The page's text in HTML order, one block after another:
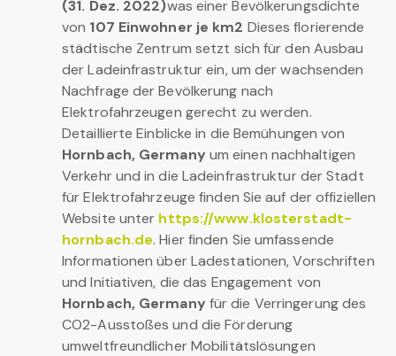
(31. Dez. 2022)was einer Bevölkerungsdichte
von 107 Einwohner je km2 Dieses florierende
städtische Zentrum setzt sich für den Ausbau
der Ladeinfrastruktur ein, um der wachsenden
Nachfrage der Bevölkerung nach
Elektrofahrzeugen gerecht zu werden.
Detaillierte Einblicke in die Bemühungen von
Hornbach, Germany um einen nachhaltigen
Verkehr und in die Ladeinfrastruktur der Stadt
für Elektrofahrzeuge finden Sie auf der offiziellen
Website unter https://www.klosterstadt-
hornbach.de. Hier finden Sie umfassende
Informationen über Ladestationen, Vorschriften
und Initiativen, die das Engagement von
Hornbach, Germany für die Verringerung des
CO2-Ausstoßes und die Förderung
umweltfreundlicher Mobilitätslösungen